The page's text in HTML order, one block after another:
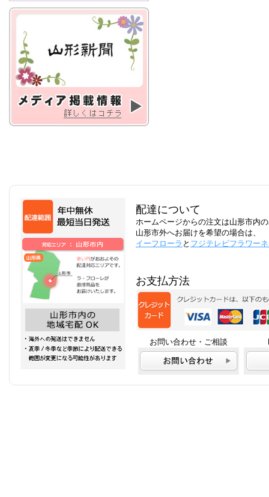
配達について
ホームページからの注文は山形市内
山形市外へお届けを希望の場合は、
イーフローラ と フジテレビフラワー
お支払方法
お問い合わせ・ご相談